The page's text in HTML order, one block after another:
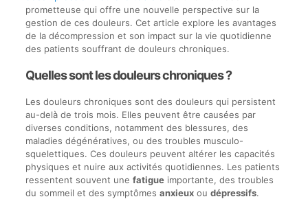
prometteuse qui offre une nouvelle perspective sur la
gestion de ces douleurs. Cet article explore les avantages
de la décompression et son impact sur la vie quotidienne
des patients souffrant de douleurs chroniques.
Quelles sont les douleurs chroniques ?
Les douleurs chroniques sont des douleurs qui persistent
au-delà de trois mois. Elles peuvent être causées par
diverses conditions, notamment des blessures, des
maladies dégénératives, ou des troubles musculo-
squelettiques. Ces douleurs peuvent altérer les capacités
physiques et nuire aux activités quotidiennes. Les patients
ressentent souvent une fatigueimportante, des troubles
du sommeil et des symptômes anxieuxou dépressifs.